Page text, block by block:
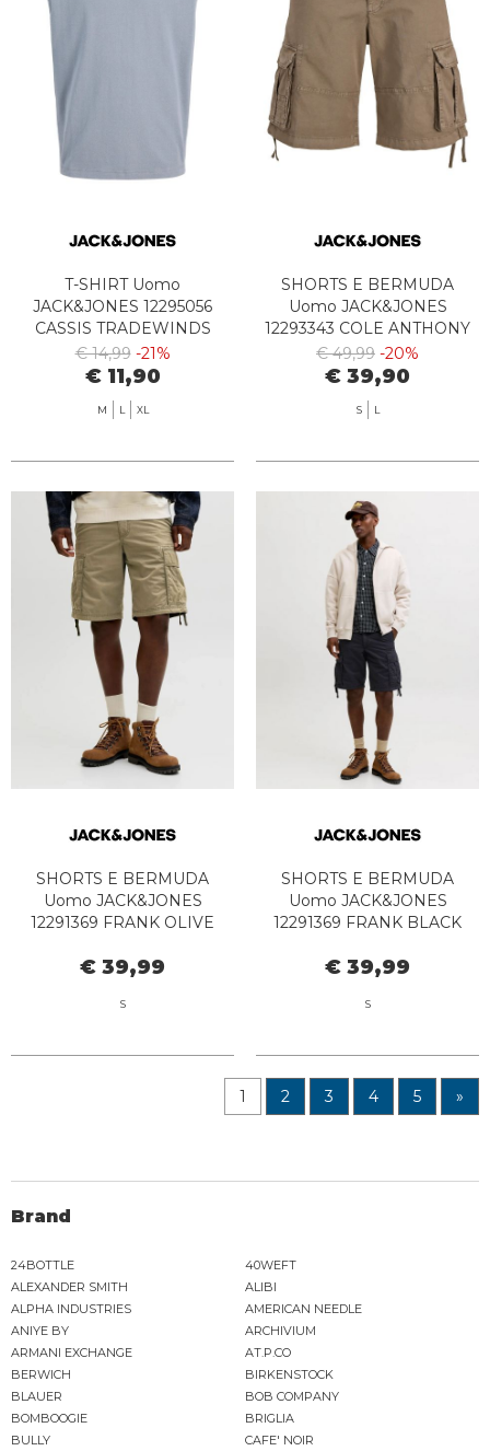
T-SHIRT Uomo
JACK&JONES 12295056
CASSIS TRADEWINDS
€ 14,99 -21%
€ 11,90
M L XL
SHORTS E BERMUDA
Uomo JACK&JONES
12293343 COLE ANTHONY
CROCODILE
€ 49,99 -20%
€ 39,90
S L
SHORTS E BERMUDA
Uomo JACK&JONES
12291369 FRANK OLIVE
€ 39,99
S
SHORTS E BERMUDA
Uomo JACK&JONES
12291369 FRANK BLACK
€ 39,99
S
1 2 3 4 5 »
Brand
24BOTTLE
40WEFT
ALEXANDER SMITH
ALIBI
ALPHA INDUSTRIES
AMERICAN NEEDLE
ANIYE BY
ARCHIVIUM
ARMANI EXCHANGE
AT.P.CO
BERWICH
BIRKENSTOCK
BLAUER
BOB COMPANY
BOMBOOGIE
BRIGLIA
BULLY
CAFE' NOIR